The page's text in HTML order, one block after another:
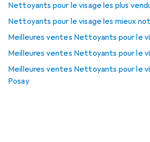
Nettoyants pour le visage les plus
Nettoyants pour le visage les mieux
Meilleures ventes Nettoyants pour le
Meilleures ventes Nettoyants pour le
Meilleures ventes Nettoyants pour le
Posay